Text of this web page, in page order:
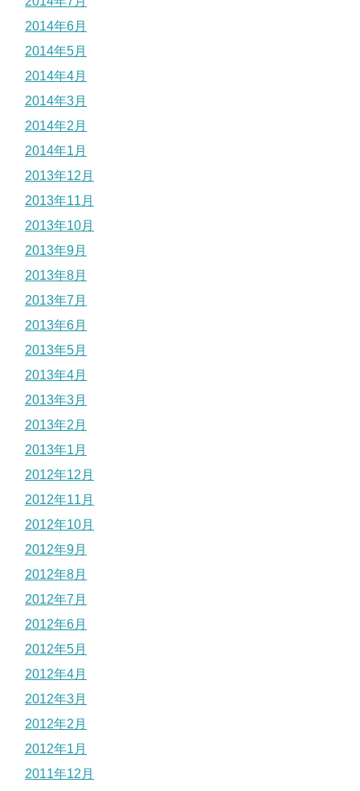
2014年6月
2014年5月
2014年4月
2014年3月
2014年2月
2014年1月
2013年12月
2013年11月
2013年10月
2013年9月
2013年8月
2013年7月
2013年6月
2013年5月
2013年4月
2013年3月
2013年2月
2013年1月
2012年12月
2012年11月
2012年10月
2012年9月
2012年8月
2012年7月
2012年6月
2012年5月
2012年4月
2012年3月
2012年2月
2012年1月
2011年12月